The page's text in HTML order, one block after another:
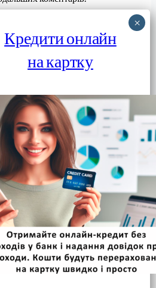
Завантажити
Фінанси IN UA
вулиця Хрещатик, 14
Київ, 01001
Україна
Кредити онлайн
на картку